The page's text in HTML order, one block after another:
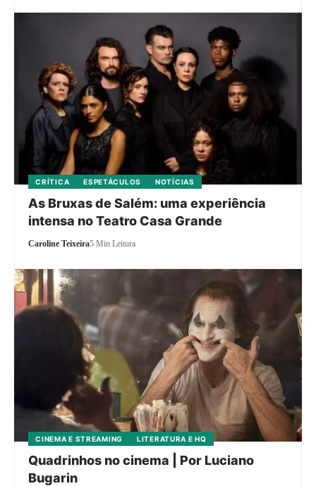
CRÍTICA ESPETÁCULOS NOTÍCIAS
As Bruxas de Salém: uma experiência
intensa no Teatro Casa Grande
Caroline Teixeira5 Min Leitura
CINEMA E STREAMING LITERATURA E HQ
Quadrinhos no cinema | Por Luciano
Bugarin